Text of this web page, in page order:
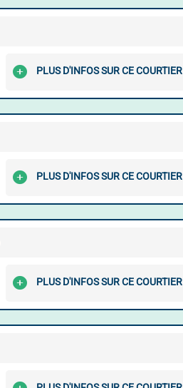
PLUS D'INFOS SUR CE COURTIER
PLUS D'INFOS SUR CE COURTIER
PLUS D'INFOS SUR CE COURTIER